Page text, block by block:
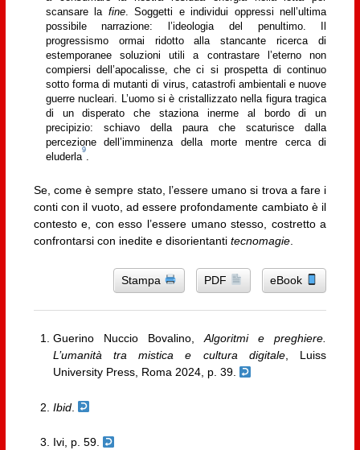
scansare la fine. Soggetti e individui oppressi nell’ultima
possibile narrazione: l’ideologia del penultimo. Il
progressismo ormai ridotto alla stancante ricerca di
estemporanee soluzioni utili a contrastare l’eterno non
compiersi dell’apocalisse, che ci si prospetta di continuo
sotto forma di mutanti di virus, catastrofi ambientali e nuove
guerre nucleari. L’uomo si è cristallizzato nella figura tragica
di un disperato che staziona inerme al bordo di un
precipizio: schiavo della paura che scaturisce dalla
percezione dell’imminenza della morte mentre cerca di
eluderla
9
.
Se, come è sempre stato, l’essere umano si trova a fare i
conti con il vuoto, ad essere profondamente cambiato è il
contesto e, con esso l’essere umano stesso, costretto a
confrontarsi con inedite e disorientanti tecnomagie.
Stampa PDF eBook
Guerino Nuccio Bovalino,Algoritmi e preghiere.
L’umanità tra mistica e cultura digitale, Luiss
University Press, Roma 2024, p. 39.
Ibid.
Ivi, p. 59.